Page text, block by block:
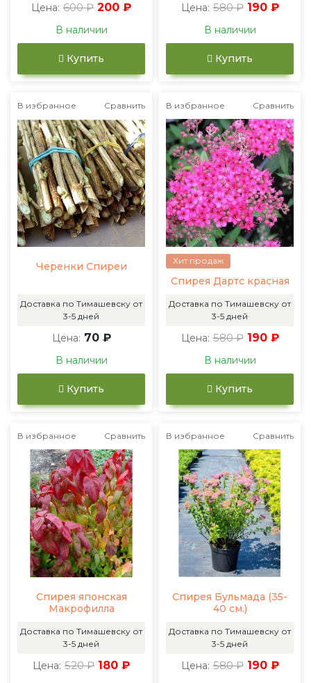
Цена: 600 ₽ 200 ₽
В наличии
Купить
Цена: 580 ₽ 190 ₽
В наличии
Купить
В избранное Сравнить
Черенки Спиреи
Доставка по Тимашевску от
3-5 дней
Цена: 70 ₽
В наличии
Купить
В избранное Сравнить
Хит продаж
Спирея Дартс красная
Доставка по Тимашевску от
3-5 дней
Цена: 580 ₽ 190 ₽
В наличии
Купить
В избранное Сравнить
Спирея японская
Макрофилла
Доставка по Тимашевску от
3-5 дней
Цена: 520 ₽ 180 ₽
В избранное Сравнить
Спирея Бульмада (35-
40 см.)
Доставка по Тимашевску от
3-5 дней
Цена: 580 ₽ 190 ₽